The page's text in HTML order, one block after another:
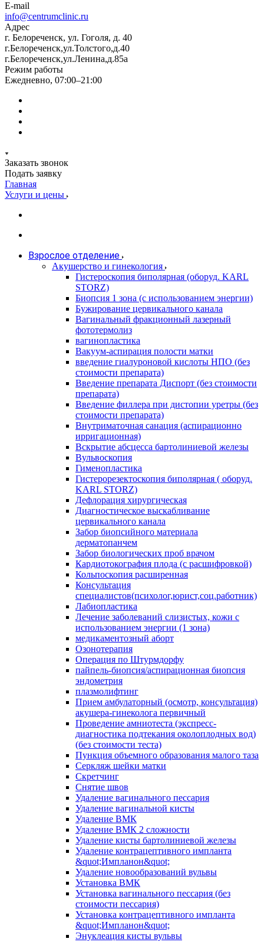
E-mail
info@centrumclinic.ru
Адрес
г. Белореченск, ул. Гоголя, д. 40
г.Белореченск,ул.Толстого,д.40
г.Белореченск,ул.Ленина,д.85а
Режим работы
Ежедневно, 07:00–21:00
Заказать звонок
Подать заявку
Главная
Услуги и цены
Взрослое отделение
Акушерство и гинекология
Гистероскопия биполярная (оборуд. KARL
STORZ)
Биопсия 1 зона (с использованием энергии)
Бужирование цервикального канала
Вагинальный фракционный лазерный
фототермолиз
вагинопластика
Вакуум-аспирация полости матки
введение гиалуроновой кислоты НПО (без
стоимости препарата)
Введение препарата Диспорт (без стоимости
препарата)
Введение филлера при дистопии уретры (без
стоимости препарата)
Внутриматочная санация (аспирационно
ирригационная)
Вскрытие абсцесса бартолиниевой железы
Вульвоскопия
Гименопластика
Гистерорезектоскопия биполярная ( оборуд.
KARL STORZ)
Дефлорация хирургическая
Диагностическое выскабливание
цервикального канала
Забор биопсийного материала
дерматопанчем
Забор биологических проб врачом
Кардиотокография плода (с расшифровкой)
Кольпоскопия расширенная
Консультация
специалистов(психолог,юрист,соц.работник)
Лабиопластика
Лечение заболеваний слизистых, кожи с
использованием энергии (1 зона)
медикаментозный аборт
Озонотерапия
Операция по Штурмдорфу
пайпель-биопсия/аспирационная биопсия
эндометрия
плазмолифтинг
Прием амбулаторный (осмотр, консультация)
акушера-гинеколога первичный
Проведение амниотеста (экспресс-
диагностика подтекания околоплодных вод)
(без стоимости теста)
Пункция объемного образования малого таза
Серкляж шейки матки
Скретчинг
Снятие швов
Удаление вагинального пессария
Удаление вагинальной кисты
Удаление ВМК
Удаление ВМК 2 сложности
Удаление кисты бартолиниевой железы
Удаление контрацептивного импланта
&quot;Импланон&quot;
Удаление новообразований вульвы
Установка ВМК
Установка вагинального пессария (без
стоимости пессария)
Установка контрацептивного импланта
&quot;Импланон&quot;
Энуклеация кисты вульвы